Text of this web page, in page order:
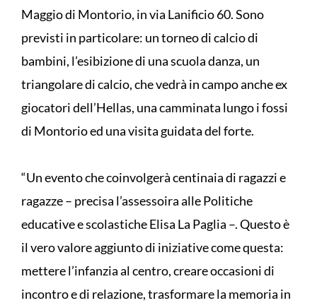
Maggio di Montorio, in via Lanificio 60. Sono
previsti in particolare: un torneo di calcio di
bambini, l’esibizione di una scuola danza, un
triangolare di calcio, che vedrà in campo anche ex
giocatori dell’Hellas, una camminata lungo i fossi
di Montorio ed una visita guidata del forte.
“Un evento che coinvolgerà centinaia di ragazzi e
ragazze – precisa l’assessoira alle Politiche
educative e scolastiche Elisa La Paglia –. Questo è
il vero valore aggiunto di iniziative come questa:
mettere l’infanzia al centro, creare occasioni di
incontro e di relazione, trasformare la memoria in